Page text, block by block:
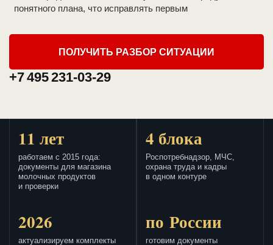
понятного плана, что исправлять первым
ПОЛУЧИТЬ РАЗБОР СИТУАЦИИ
+7 495 231-03-29
11 лет
работаем с 2015 года:
документы для магазина
молочных продуктов
и проверки
4 блока
Роспотребнадзор, МЧС,
охрана труда и кадры
в одном контуре
2026
актуализируем комплекты
по России
готовим документы